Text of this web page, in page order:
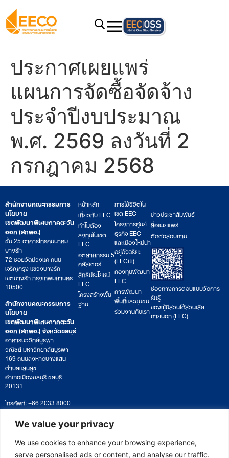
We value your privacy
We use cookies to enhance your browsing experience,
serve personalised ads or content, and analyse our traffic.
ประกาศเผยแพร่
แผนการจัดซื้อจัดจ้าง
ประจำปีงบประมาณ
พ.ศ. 2569 ลงวันที่ 2
กรกฎาคม 2568
สำนักงานคณะกรรมการ
นโยบาย
เขตพัฒนาพิเศษภาคตะวัน
ออก (สกพอ.)
ชั้น 25 อาคารโทรคมนาคม
บางรัก
72 ซอยวัดม่วงแค ถนน
เจริญกรุง แขวงบางรัก
เขตบางรัก กรุงเทพมหานคร
10500
สำนักงานคณะกรรมการ
นโยบาย
เขตพัฒนาพิเศษภาคตะวัน
ออก (สกพอ.) จังหวัดชลบุรี
อาคารนววิทย์บูรพา
วณิชย์ มหาวิทยาลัยบูรพา
169 ถนนลงหาดบางแสน
ตำบลแสนสุข
อำเภอเมืองชลบุรี ชลบุรี
20131
โทรศัพท์: +66 2033 8000
เวลาทำการ: จันทร์ – ศุกร์
09:00 – 17:00 น.
ติดตามหนังสือหรือยื่นเอกสาร
saraban@eeco.or.th
หน้าหลัก
เกี่ยวกับ EEC
ทำไมต้อง
ลงทุนในเขต
EEC
อุตสาหกรรม 5
คลัสเตอร์
สิทธิประโยชน์
EEC
โครงสร้างพื้น
ฐาน
การใช้ชีวิตใน
เขต EEC
โครงการศูนย์
ธุรกิจ EEC
และเมืองใหม่น่า
อยู่อัจฉริยะ
(EECiti)
กองทุนพัฒนา
EEC
การพัฒนา
พื้นที่และชุมชน
ร่วมงานกับเรา
ข่าวประชาสัมพันธ์
สื่อเผยแพร่
ติดต่อสอบถาม
ช่องทางการตอบแบบวัดการ
รับรู้
ของผู้มีส่วนได้ส่วนเสีย
ภายนอก (EEC)